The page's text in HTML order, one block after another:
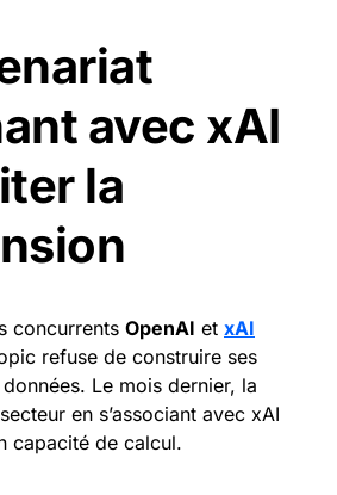
avec xAI
la
concurrents OpenAI et xAI
refuse de construire ses
Le mois dernier, la
en s’associant avec xAI
capacité de calcul.